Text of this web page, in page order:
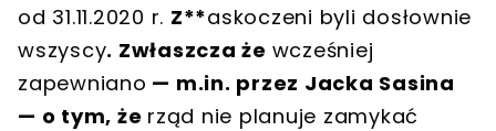
od 31.11.2020 r. Z**askoczeni byli dosłownie
wszyscy. Zwłaszcza że wcześniej
zapewniano — m.in. przez Jacka Sasina
— o tym, że rząd nie planuje zamykać